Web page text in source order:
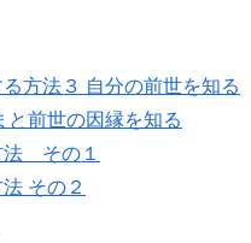
方法３ 自分の前世を知る
と前世の因縁を知る
法 その１
その２